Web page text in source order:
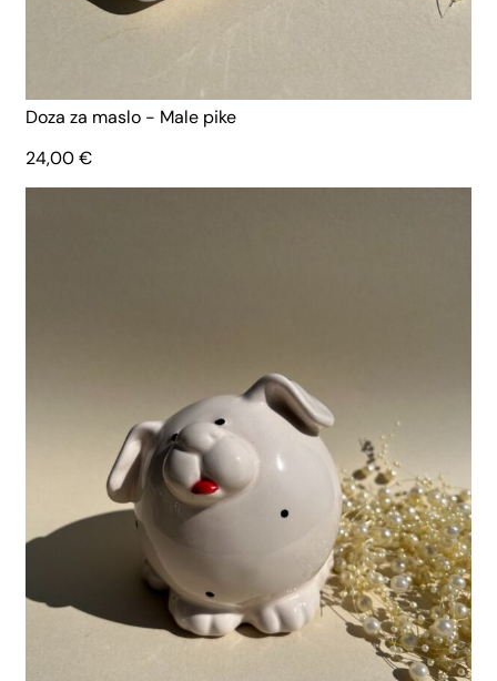
Doza za maslo - Male pike
24,00€